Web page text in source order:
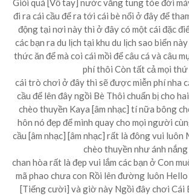
Giỏi quá [Vỗ tay] nước văng tung tóe đời
đi ra cái cầu để ra tới cái bè nổi ở đây để
động tại nơi này thì ở đây có một cái đặc
các bạn ra du lịch tại khu du lịch sao biển
thức ăn để mà coi cái mồi để câu cá và câu
phí thôi Còn tất cả mọi thứ
cái trò chơi ở đây thì sẽ được miễn phí nha
cầu để lên đây ngồi Bè Thôi chuẩn bị cho
chèo thuyền Kaya [âm nhạc] tí nữa bông
hôn nó đẹp để mình quay cho mọi người
cầu [âm nhạc] [âm nhạc] rất là đông vui
chèo thuyền như ánh nắng
chan hòa rất là đẹp vui lắm các bạn ở Con
mã phao chưa con Rồi lên đường luôn
[Tiếng cười] và giờ này Ngồi đây chơi Cái